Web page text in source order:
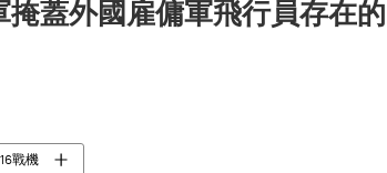
蓋外國雇傭軍飛行員存在的
戰機